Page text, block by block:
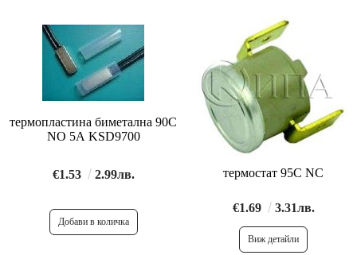
термопластина биметална 90C
NO 5A KSD9700
€1.53 2.99лв. термостат 95C NC
€1.69 3.31лв.
Виж детайли